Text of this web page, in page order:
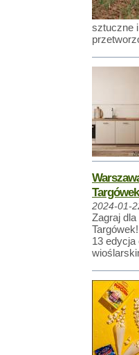
sztuczne
Targówek
2024-01-
Zagraj
13 edycja